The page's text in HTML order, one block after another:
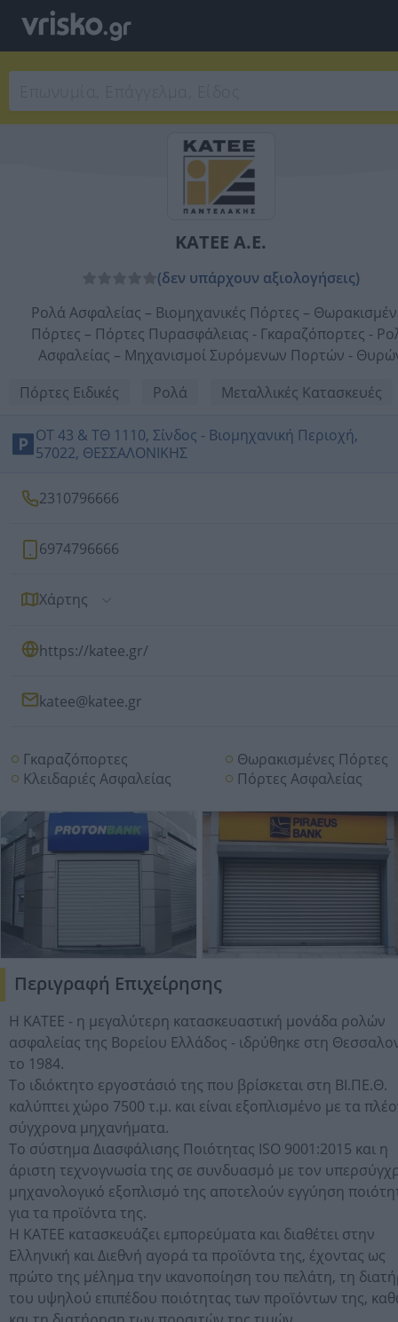
ΚΑΤΕΕ Α.Ε.
(δεν υπάρχουν αξιολογήσεις)
Ρολά Ασφαλείας – Βιομηχανικές Πόρτες –
Πόρτες – Πόρτες Πυρασφάλειας - Γκαραζόπορτες -
Ασφαλείας – Μηχανισμοί Συρόμενων Πορτών -
Πόρτες Ειδικές
Ρολά Μεταλλικές Κατασκευές
ΟΤ 43 & ΤΘ 1110, Σίνδος - Βιομηχανική Περιοχή,
57022, ΘΕΣΣΑΛΟΝΙΚΗΣ
2310796666
6974796666
Χάρτης
https://katee.gr/
katee@katee.gr
Γκαραζόπορτες
Θωρακισμένες Πόρτες
Κλειδαριές Ασφαλείας
Πόρτες Ασφαλείας
Περιγραφή Επιχείρησης
Η ΚΑΤΕΕ - η μεγαλύτερη κατασκευαστική μονάδα ρολών
ασφαλείας της Βορείου Ελλάδος - ιδρύθηκε στη
το 1984.
Το ιδιόκτητο εργοστάσιό της που βρίσκεται στη ΒΙ.ΠΕ.Θ.
καλύπτει χώρο 7500 τ.μ. και είναι εξοπλισμένο με τα
σύγχρονα μηχανήματα.
Το σύστημα Διασφάλισης Ποιότητας ISO 9001:2015 και η
άριστη τεχνογνωσία της σε συνδυασμό με τον
μηχανολογικό εξοπλισμό της αποτελούν εγγύηση
για τα προϊόντα της.
Η ΚΑΤΕΕ κατασκευάζει εμπορεύματα και διαθέτει στην
Ελληνική και Διεθνή αγορά τα προϊόντα της, έχοντας ως
πρώτο της μέλημα την ικανοποίηση του πελάτη, τη
του υψηλού επιπέδου ποιότητας των προϊόντων της,